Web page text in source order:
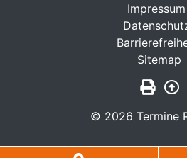
© 2026 Termine
Impressum
Sitemap
Seite